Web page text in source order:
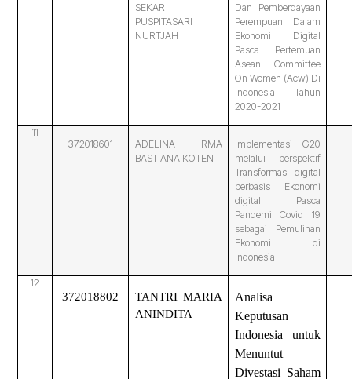
SEKAR
PUSPITASARI
NURTJAH
Dan Pemberdayaan
Perempuan Dalam
Ekonomi Digital
Pasca Pertemuan
Asean Committee
On Women (Acw) Di
Indonesia Tahun
2020-2021
11
372018601
ADELINA IRMA
BASTIANA KOTEN
Implementasi G20
melalui perspektif
Transformasi digital
berbasis Ekonomi
digital Pasca
Pandemi Covid 19
sebagai Pemulihan
Ekonomi di
Indonesia
12
372018802
TANTRI MARIA
ANINDITA
Analisa
Keputusan
Indonesia untuk
Menuntut
Divestasi Saham